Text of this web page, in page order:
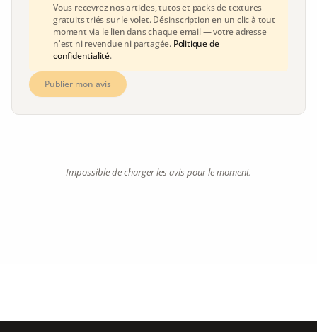
Vous recevrez nos articles, tutos et packs de textures
gratuits triés sur le volet. Désinscription en un clic à tout
moment via le lien dans chaque email — votre adresse
n'est ni revendue ni partagée. Politique de
confidentialité.
Publier mon avis
Impossible de charger les avis pour le moment.